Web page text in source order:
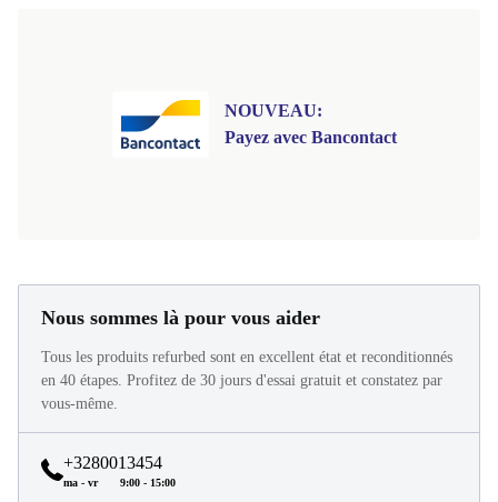
NOUVEAU:
Payez avec Bancontact
Nous sommes là pour vous aider
Tous les produits refurbed sont en excellent état et reconditionnés
en 40 étapes. Profitez de 30 jours d'essai gratuit et constatez par
vous-même.
+3280013454
ma - vr 9:00 - 15:00